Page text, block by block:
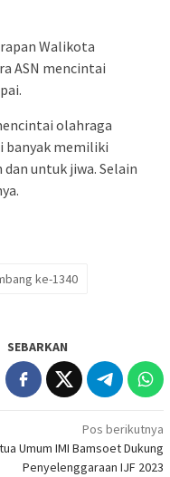
Walikota
ASN mencintai
olahraga
banyak memiliki
untuk jiwa. Selain
ke-1340
SEBARKAN
Pos berikutnya
Umum IMI Bamsoet Dukung
Penyelenggaraan IJF 2023